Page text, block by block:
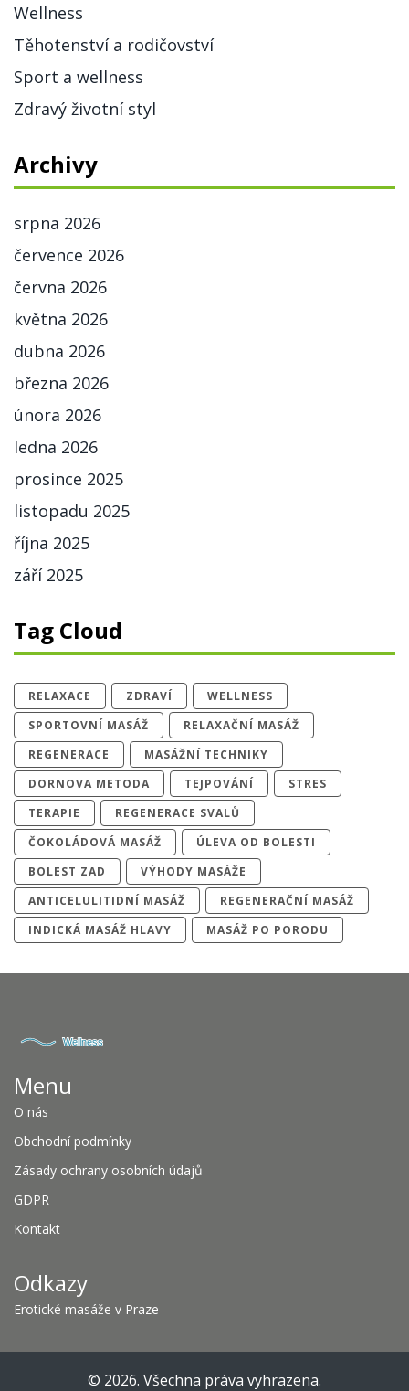
Wellness
Těhotenství a rodičovství
Sport a wellness
Zdravý životní styl
Archivy
srpna 2026
července 2026
června 2026
května 2026
dubna 2026
března 2026
února 2026
ledna 2026
prosince 2025
listopadu 2025
října 2025
září 2025
Tag Cloud
RELAXACE ZDRAVÍ
WELLNESS
SPORTOVNÍ MASÁŽ
RELAXAČNÍ MASÁŽ
REGENERACE
MASÁŽNÍ TECHNIKY
DORNOVA METODA
TEJPOVÁNÍ
STRES
TERAPIE
REGENERACE SVALŮ
ČOKOLÁDOVÁ MASÁŽ
ÚLEVA OD BOLESTI
BOLEST ZAD
VÝHODY MASÁŽE
ANTICELULITIDNÍ MASÁŽ
REGENERAČNÍ MASÁŽ
INDICKÁ MASÁŽ HLAVY
MASÁŽ PO PORODU
Menu
O nás
Obchodní podmínky
Zásady ochrany osobních údajů
GDPR
Kontakt
Odkazy
Erotické masáže v Praze
© 2026. Všechna práva vyhrazena.